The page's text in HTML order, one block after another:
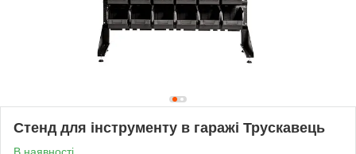
Стенд для інструменту в гаражі Трускавець
В наявності